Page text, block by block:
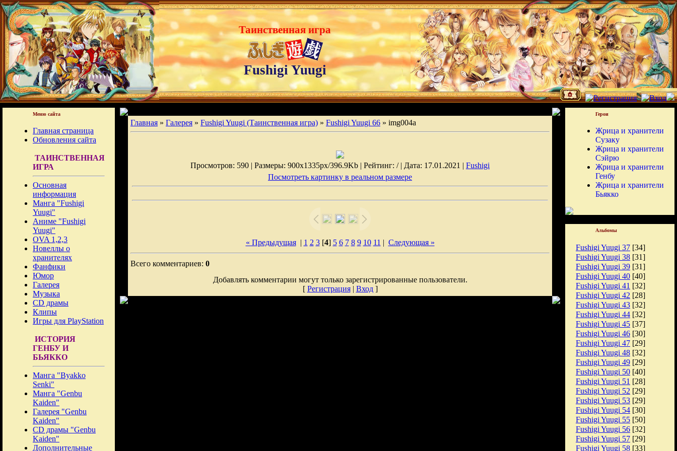
Таинственная игра
Fushigi Yuugi
Меню сайта
Главная страница
Обновления сайта
ТАИНСТВЕННАЯ
ИГРА
Основная
информация
Манга "Fushigi
Yuugi"
Аниме "Fushigi
Yuugi"
OVA 1,2,3
Новеллы о
хранителях
Фанфики
Юмор
Галерея
Музыка
CD драмы
Клипы
Игры для PlayStation
ИСТОРИЯ
ГЕНБУ И
БЬЯККО
Манга "Byakko
Senki"
Манга "Genbu
Kaiden"
Галерея "Genbu
Kaiden"
CD драмы "Genbu
Kaiden"
Дополнительные
Главная » Галерея » Fushigi Yuugi (Таинственная игра) » Fushigi Yuugi 66 » img004а
Просмотров: 590 | Размеры: 900x1335px/396.9Kb | Рейтинг: / | Дата: 17.01.2021 | Fushigi
Посмотреть картинку в реальном размере
« Предыдущая| 1 2 3[4] 5 6 7 8 9 10 11 | Следующая »
Всего комментариев: 0
Добавлять комментарии могут только зарегистрированные пользователи.
[ Регистрация| Вход]
Герои
Жрица и хранители
Сузаку
Жрица и хранители
Сэйрю
Жрица и хранители
Генбу
Жрица и хранители
Бьякко
Альбомы
Fushigi Yuugi 37 [34]
Fushigi Yuugi 38 [31]
Fushigi Yuugi 39 [31]
Fushigi Yuugi 40 [40]
Fushigi Yuugi 41 [32]
Fushigi Yuugi 42 [28]
Fushigi Yuugi 43 [32]
Fushigi Yuugi 44 [32]
Fushigi Yuugi 45 [37]
Fushigi Yuugi 46 [30]
Fushigi Yuugi 47 [29]
Fushigi Yuugi 48 [32]
Fushigi Yuugi 49 [29]
Fushigi Yuugi 50 [40]
Fushigi Yuugi 51 [28]
Fushigi Yuugi 52 [29]
Fushigi Yuugi 53 [29]
Fushigi Yuugi 54 [30]
Fushigi Yuugi 55 [50]
Fushigi Yuugi 56 [32]
Fushigi Yuugi 57 [29]
Fushigi Yuugi 58 [33]